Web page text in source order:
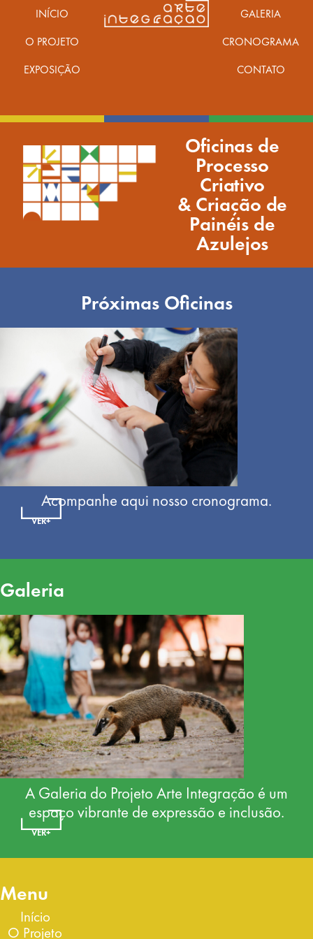
INÍCIO
O PROJETO
EXPOSIÇÃO
GALERIA
CRONOGRAMA
CONTATO
Oficinas de
Processo
Criativo
& Criação de
Painéis de
Azulejos
Próximas Oficinas
Acompanhe aqui nosso cronograma.
VER+
A Galeria do Projeto Arte Integração é um
espaço vibrante de expressão e inclusão.
VER+
Galeria
Menu
Início
O Projeto